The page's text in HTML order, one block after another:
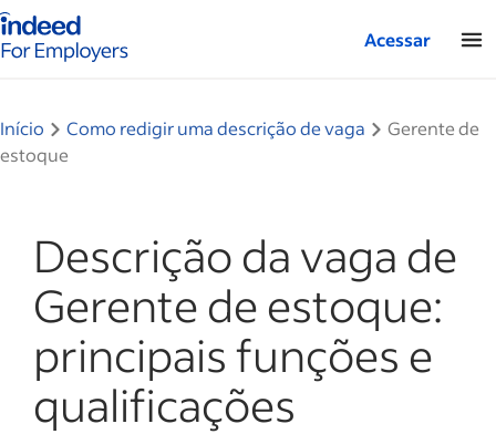
inicial do Indeed — Para empresas
Acessar
Início Como redigir uma descrição de vaga
Gerente de
estoque
Descrição da vaga de
Gerente de estoque:
principais funções e
qualificações